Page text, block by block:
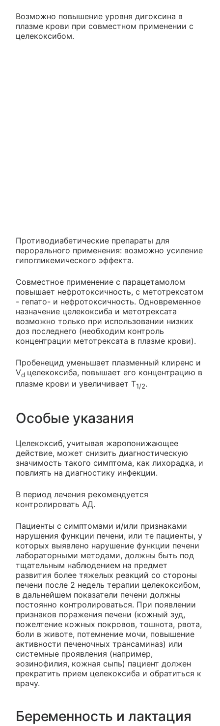
Возможно повышение уровня дигоксина в
плазме крови при совместном применении с
целекоксибом.
Противодиабетические препараты для
перорального применения: возможно усиление
гипогликемического эффекта.
Совместное применение с парацетамолом
повышает нефротоксичность, с метотрексатом
- гепато- и нефротоксичность. Одновременное
назначение целекоксиба и метотрексата
возможно только при использовании низких
доз последнего (необходим контроль
концентрации метотрексата в плазме крови).
Пробенецид уменьшает плазменный клиренс и
Vd целекоксиба, повышает его концентрацию в
плазме крови и увеличивает T1/2.
Особые указания
Целекоксиб, учитывая жаропонижающее
действие, может снизить диагностическую
значимость такого симптома, как лихорадка, и
повлиять на диагностику инфекции.
В период лечения рекомендуется
контролировать АД.
Пациенты с симптомами и/или признаками
нарушения функции печени, или те пациенты, у
которых выявлено нарушение функции печени
лабораторными методами, должны быть под
тщательным наблюдением на предмет
развития более тяжелых реакций со стороны
печени после 2 недель терапии целекоксибом,
в дальнейшем показатели печени должны
постоянно контролироваться. При появлении
признаков поражения печени (кожный зуд,
пожелтение кожных покровов, тошнота, рвота,
боли в животе, потемнение мочи, повышение
активности печеночных трансаминаз) или
системные проявления (например,
эозинофилия, кожная сыпь) пациент должен
прекратить прием целекоксиба и обратиться к
врачу.
Беременность и лактация